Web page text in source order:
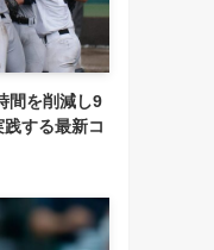
間を削減し9
する最新コ